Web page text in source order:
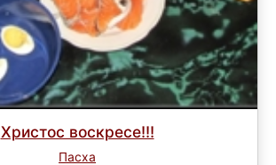
Христос воскресе!!!
Пасха